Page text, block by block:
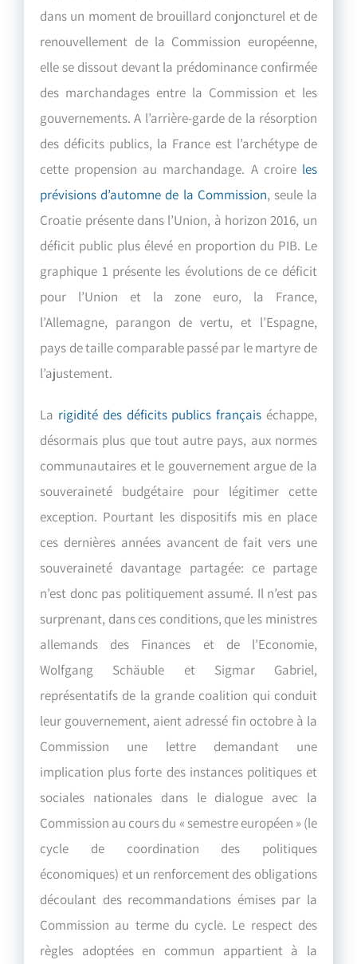
dans un moment de brouillard conjoncturel et de
renouvellement de la Commission européenne,
elle se dissout devant la prédominance confirmée
des marchandages entre la Commission et les
gouvernements. A l’arrière-garde de la résorption
des déficits publics, la France est l’archétype de
cette propension au marchandage. A croire les
prévisions d’automne de la Commission, seule la
Croatie présente dans l’Union, à horizon 2016, un
déficit public plus élevé en proportion du PIB. Le
graphique 1 présente les évolutions de ce déficit
pour l’Union et la zone euro, la France,
l’Allemagne, parangon de vertu, et l’Espagne,
pays de taille comparable passé par le martyre de
l’ajustement.
La rigidité des déficits publics français échappe,
désormais plus que tout autre pays, aux normes
communautaires et le gouvernement argue de la
souveraineté budgétaire pour légitimer cette
exception. Pourtant les dispositifs mis en place
ces dernières années avancent de fait vers une
souveraineté davantage partagée: ce partage
n’est donc pas politiquement assumé. Il n’est pas
surprenant, dans ces conditions, que les ministres
allemands des Finances et de l’Economie,
Wolfgang Schäuble et Sigmar Gabriel,
représentatifs de la grande coalition qui conduit
leur gouvernement, aient adressé fin octobre à la
Commission une lettre demandant une
implication plus forte des instances politiques et
sociales nationales dans le dialogue avec la
Commission au cours du « semestre européen » (le
cycle de coordination des politiques
économiques) et un renforcement des obligations
découlant des recommandations émises par la
Commission au terme du cycle. Le respect des
règles adoptées en commun appartient à la